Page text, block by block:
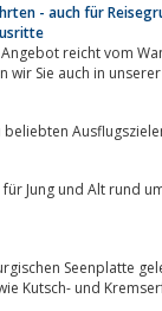
- auch für
reicht vom
wir Sie auch in
rund ums Pferd an. Ob